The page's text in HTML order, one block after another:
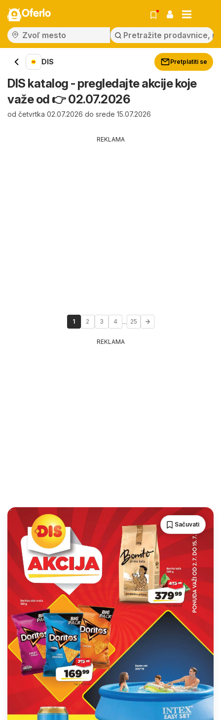
Oferlo
DIS Pretplatiti se
DIS katalog - pregledajte akcije koje
važe od 👉 02.07.2026
od četvrtka 02.07.2026 do srede 15.07.2026
REKLAMA
1 2 3 4 ... 25
REKLAMA
Sačuvati